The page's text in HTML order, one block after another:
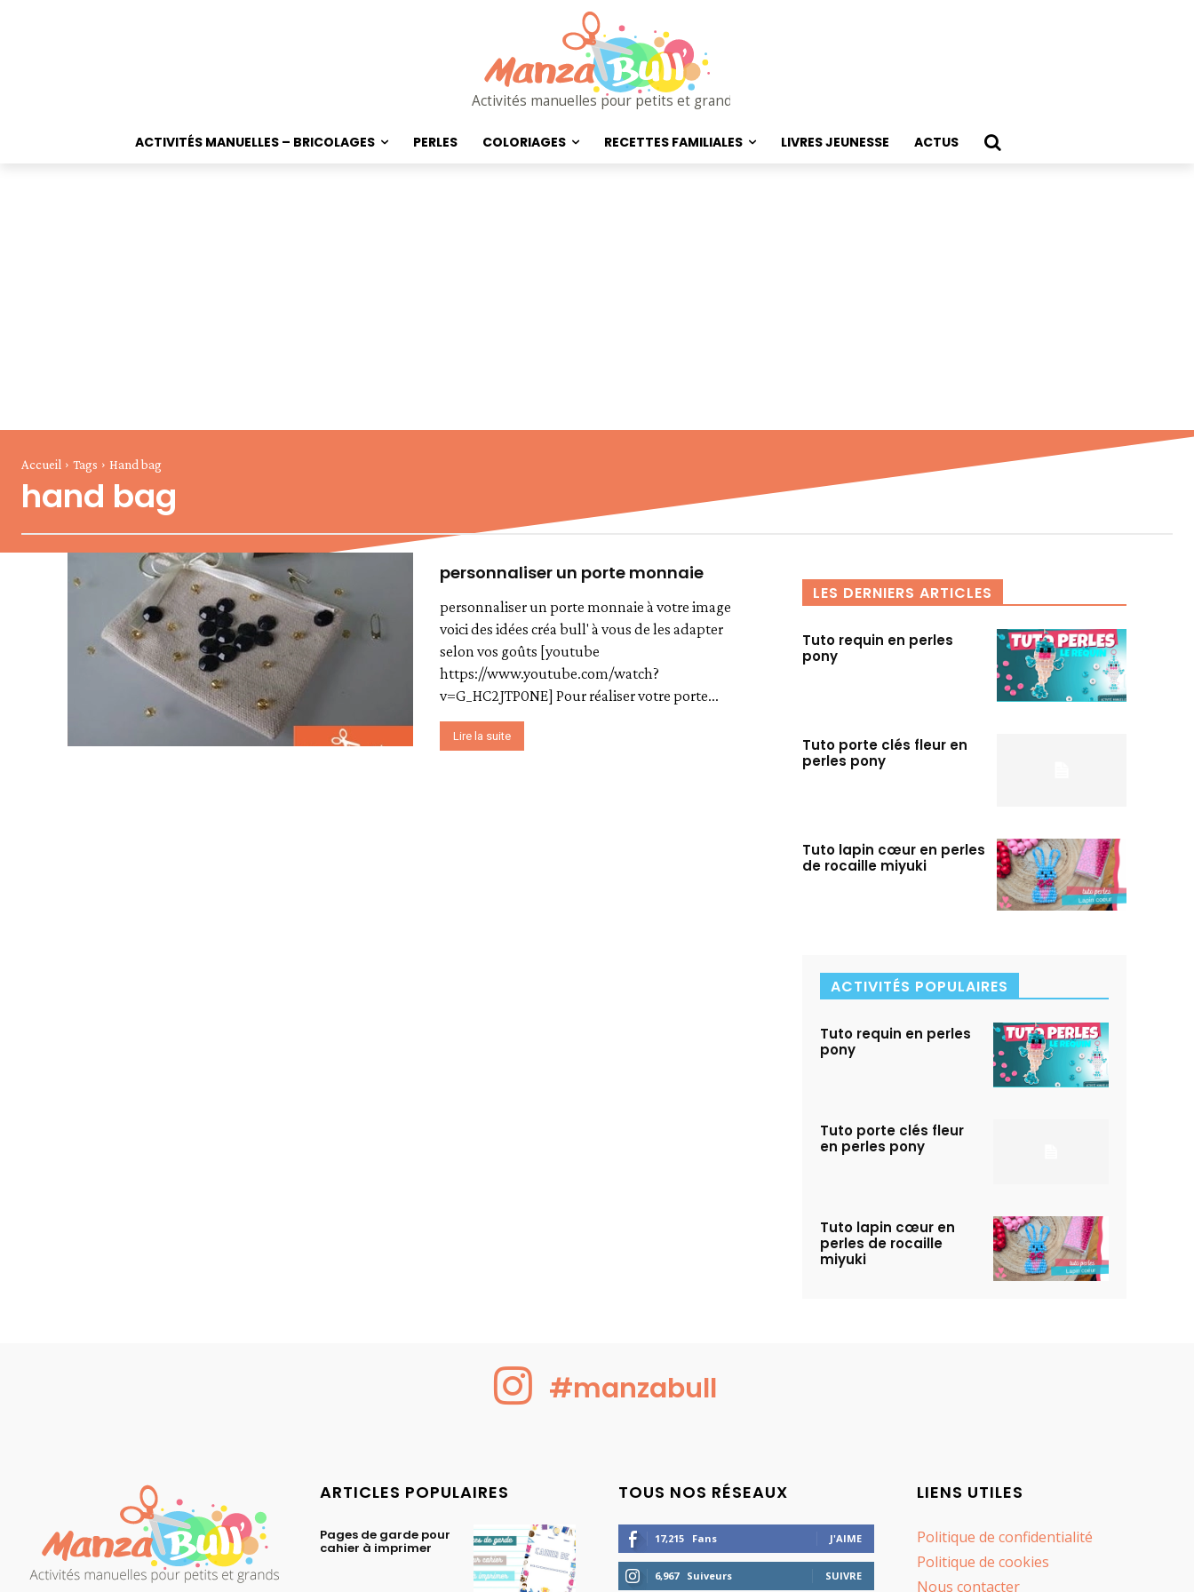
Activités manuelles pour petits et grands
ACTIVITÉS MANUELLES – BRICOLAGES PERLES COLORIAGES RECETTES FAMILIALES LIVRES JEUNESSE ACTUS
Accueil Tags Hand bag
hand bag
personnaliser un porte monnaie
personnaliser un porte monnaie à votre image
voici des idées créa bull' à vous de les adapter
selon vos goûts [youtube
https://www.youtube.com/watch?
v=G_HC2JTP0NE] Pour réaliser votre porte...
Lire la suite
LES DERNIERS ARTICLES
Tuto requin en perles
pony
Tuto porte clés fleur en
perles pony
Tuto lapin cœur en perles
de rocaille miyuki
ACTIVITÉS POPULAIRES
Tuto requin en perles
pony
Tuto porte clés fleur
en perles pony
Tuto lapin cœur en
perles de rocaille
miyuki
#manzabull
ARTICLES POPULAIRES
Pages de garde pour
cahier à imprimer
TOUS NOS RÉSEAUX
17,215 Fans J'AIME
6,967 Suiveurs SUIVRE
LIENS UTILES
Politique de confidentialité
Politique de cookies
Nous contacter